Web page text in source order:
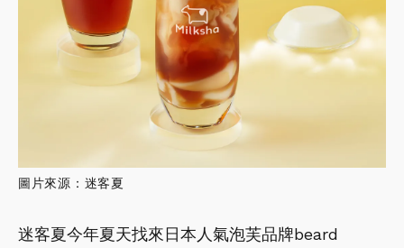
圖片來源：迷客夏
迷客夏今年夏天找來日本人氣泡芙品牌beard